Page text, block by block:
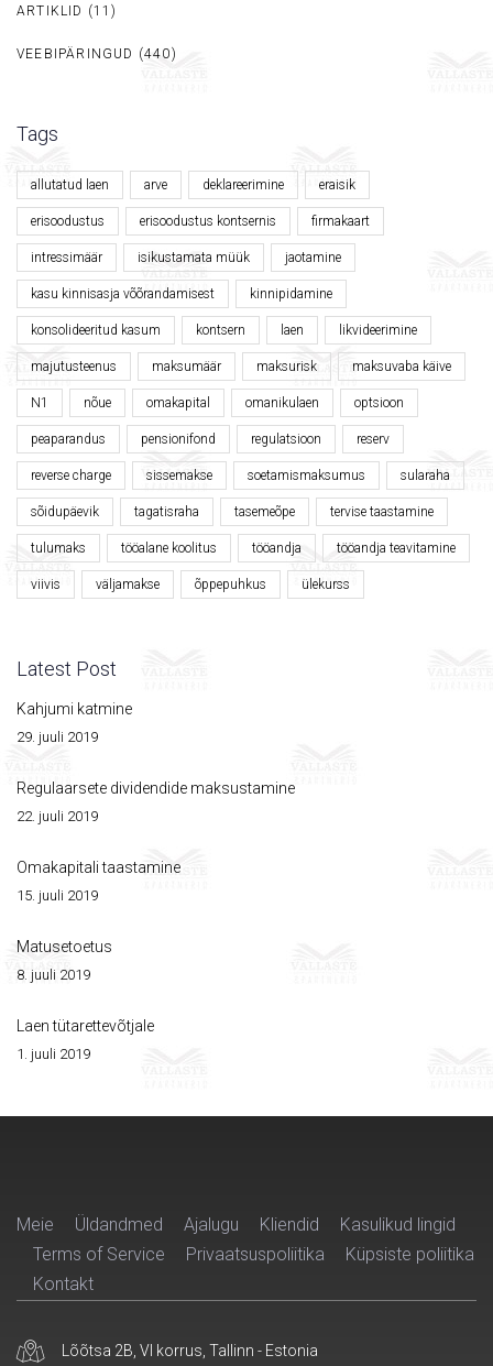
ARTIKLID (11)
VEEBIPÄRINGUD (440)
Tags
allutatud laen arve deklareerimine eraisik
erisoodustus erisoodustus kontsernis firmakaart
intressimäär isikustamata müük jaotamine
kasu kinnisasja võõrandamisest kinnipidamine
konsolideeritud kasum kontsern laen likvideerimine
majutusteenus maksumäär maksurisk maksuvaba käive
N1 nõue omakapital omanikulaen optsioon
peaparandus pensionifond regulatsioon reserv
reverse charge sissemakse soetamismaksumus sularaha
sõidupäevik tagatisraha tasemeõpe tervise taastamine
tulumaks tööalane koolitus tööandja tööandja teavitamine
viivis väljamakse õppepuhkus ülekurss
Latest Post
Kahjumi katmine
29. juuli 2019
Regulaarsete dividendide maksustamine
22. juuli 2019
Omakapitali taastamine
15. juuli 2019
Matusetoetus
8. juuli 2019
Laen tütarettevõtjale
1. juuli 2019
Meie Üldandmed Ajalugu Kliendid
Kasulikud lingid
Terms of Service
Privaatsuspoliitika
Küpsiste poliitika
Kontakt
Lõõtsa 2B, VI korrus, Tallinn - Estonia